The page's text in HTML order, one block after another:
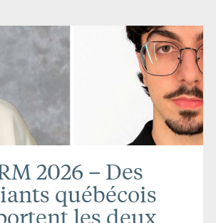
2026 – Des
québécois
les deux